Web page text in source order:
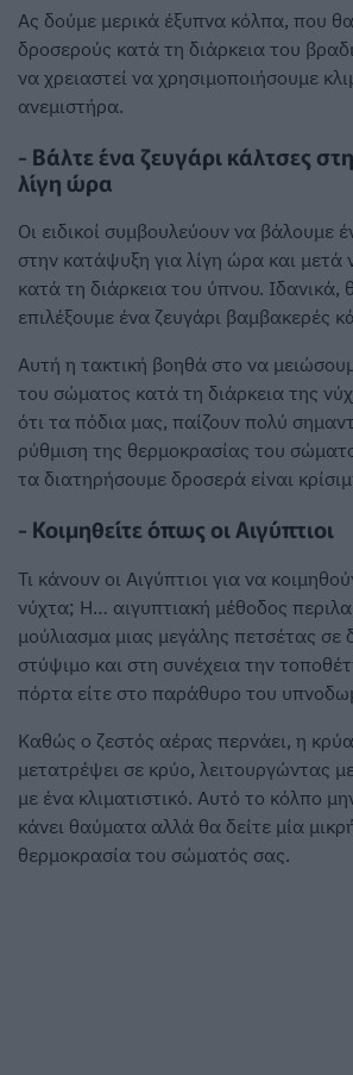
Ας δούμε μερικά έξυπνα κόλπα, που
δροσερούς κατά τη διάρκεια του
να χρειαστεί να χρησιμοποιήσουμε
ανεμιστήρα.
- Βάλτε ένα ζευγάρι κάλτσες
λίγη ώρα
Οι ειδικοί συμβουλεύουν να βάλουμε
στην κατάψυξη για λίγη ώρα και μετά
κατά τη διάρκεια του ύπνου. Ιδανικά,
επιλέξουμε ένα ζευγάρι βαμβακερές
Αυτή η τακτική βοηθά στο να
του σώματος κατά τη διάρκεια της
ότι τα πόδια μας, παίζουν πολύ
ρύθμιση της θερμοκρασίας του
τα διατηρήσουμε δροσερά είναι
- Κοιμηθείτε όπως οι Αιγύπτιοι
Τι κάνουν οι Αιγύπτιοι για να
νύχτα; Η… αιγυπτιακή μέθοδος
μούλιασμα μιας μεγάλης πετσέτας σε
στύψιμο και στη συνέχεια την
πόρτα είτε στο παράθυρο του
Καθώς ο ζεστός αέρας περνάει, η
μετατρέψει σε κρύο, λειτουργώντας
με ένα κλιματιστικό. Αυτό το κόλπο
κάνει θαύματα αλλά θα δείτε μία
θερμοκρασία του σώματός σας.